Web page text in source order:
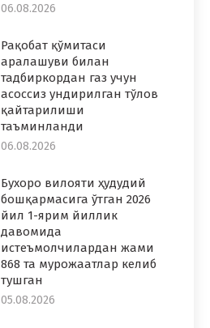
06.08.2026
Рақобат қўмитаси
аралашуви билан
тадбиркордан газ учун
асоссиз ундирилган тўлов
қайтарилиши
таъминланди
06.08.2026
Бухоро вилояти ҳудудий
бошқармасига ўтган 2026
йил 1-ярим йиллик
давомида
истеъмолчилардан жами
868 та мурожаатлар келиб
тушган
05.08.2026